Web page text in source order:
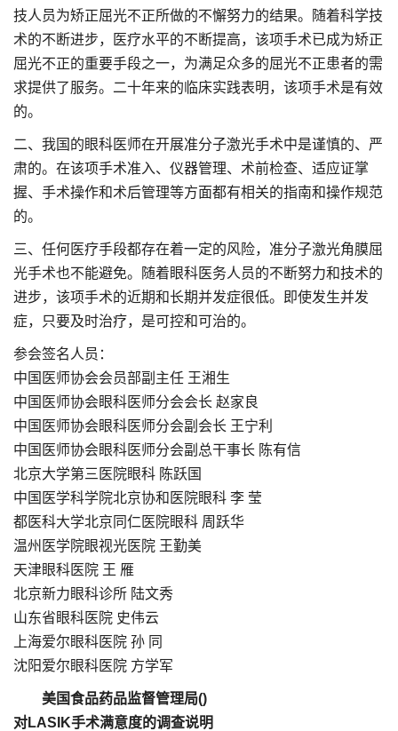
技人员为矫正屈光不正所做的不懈努力的结果。随着科学技
术的不断进步，医疗水平的不断提高，该项手术已成为矫正
屈光不正的重要手段之一，为满足众多的屈光不正患者的需
求提供了服务。二十年来的临床实践表明，该项手术是有效
的。
二、我国的眼科医师在开展准分子激光手术中是谨慎的、严
肃的。在该项手术准入、仪器管理、术前检查、适应证掌
握、手术操作和术后管理等方面都有相关的指南和操作规范
的。
三、任何医疗手段都存在着一定的风险，准分子激光角膜屈
光手术也不能避免。随着眼科医务人员的不断努力和技术的
进步，该项手术的近期和长期并发症很低。即使发生并发
症，只要及时治疗，是可控和可治的。
参会签名人员：
中国医师协会会员部副主任 王湘生
中国医师协会眼科医师分会会长 赵家良
中国医师协会眼科医师分会副会长 王宁利
中国医师协会眼科医师分会副总干事长 陈有信
北京大学第三医院眼科 陈跃国
中国医学科学院北京协和医院眼科 李 莹
都医科大学北京同仁医院眼科 周跃华
温州医学院眼视光医院 王勤美
天津眼科医院 王 雁
北京新力眼科诊所 陆文秀
山东省眼科医院 史伟云
上海爱尔眼科医院 孙 同
沈阳爱尔眼科医院 方学军
美国食品药品监督管理局()
对LASIK手术满意度的调查说明